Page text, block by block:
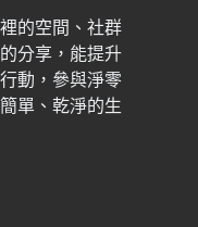
的空間、社群
分享，能提升
動，參與淨零
單、乾淨的生